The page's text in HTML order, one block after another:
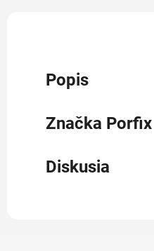
Popis
Značka Porfix
Diskusia